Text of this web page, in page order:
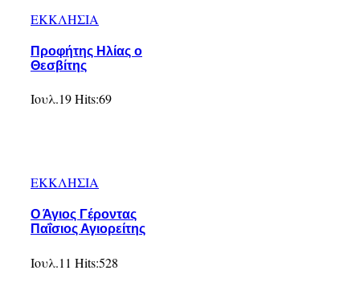
ΕΚΚΛΗΣΙΑ
Προφήτης Ηλίας ο
Θεσβίτης
Ιουλ.19Hits:69
ΕΚΚΛΗΣΙΑ
Ο Άγιος Γέροντας
Παΐσιος Αγιορείτης
Ιουλ.11 Hits:528